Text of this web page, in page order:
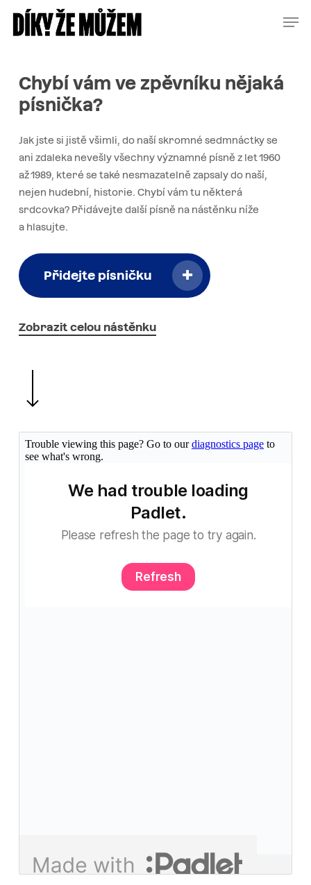
Chybí vám ve zpěvníku nějaká
písnička?
Jak jste si jistě všimli, do naší skromné sedmnáctky se
ani zdaleka nevešly všechny významné písně z let 1960
až 1989, které se také nesmazatelně zapsaly do naší,
nejen hudební, historie. Chybí vám tu některá
srdcovka? Přidávejte další písně na nástěnku níže
a hlasujte.
Přidejte písničku
Zobrazit celou nástěnku